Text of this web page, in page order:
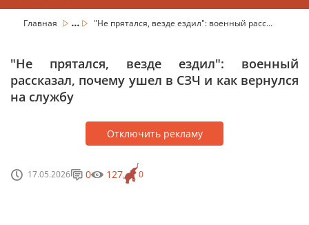
Главная ... "Не прятался, везде ездил": военный расс...
"Не прятался, везде ездил": военный
рассказал, почему ушел в СЗЧ и как вернулся
на службу
Отключить рекламу
17.05.2026 0
0 127